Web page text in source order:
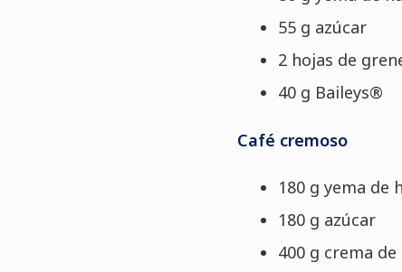
55 g azúcar
2 hojas de
40 g Baileys®
Café cremoso
180 g yema de
180 g azúcar
400 g crema de